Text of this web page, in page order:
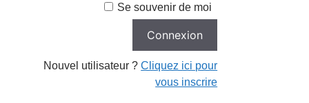
Se souvenir de moi
Nouvel utilisateur ?Cliquez ici pour
vous inscrire